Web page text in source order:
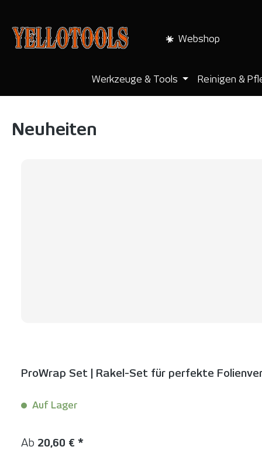
Webshop
Werkzeuge & Tools Reinigen &
Neuheiten
ProWrap Set | Rakel-Set für perfekte
Auf Lager
Regulärer Preis:
Ab 20,60 € *